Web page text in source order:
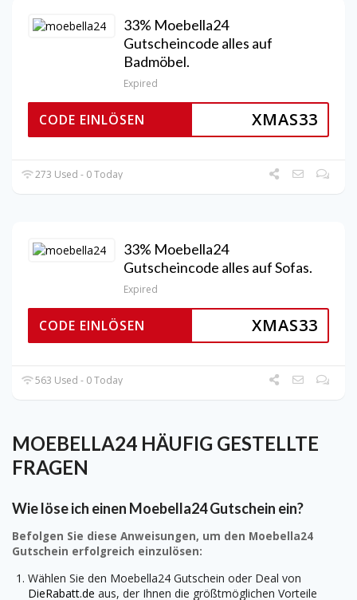
33% Moebella24
Gutscheincode alles auf
Badmöbel.
Expired
XMAS33
CODE EINLÖSEN
273 Used - 0 Today
33% Moebella24
Gutscheincode alles auf Sofas.
Expired
XMAS33
CODE EINLÖSEN
563 Used - 0 Today
MOEBELLA24 HÄUFIG GESTELLTE
FRAGEN
Wie löse ich einen Moebella24 Gutschein ein?
Befolgen Sie diese Anweisungen, um den Moebella24
Gutschein erfolgreich einzulösen:
Wählen Sie den Moebella24 Gutschein oder Deal von
DieRabatt.de aus, der Ihnen die größtmöglichen Vorteile